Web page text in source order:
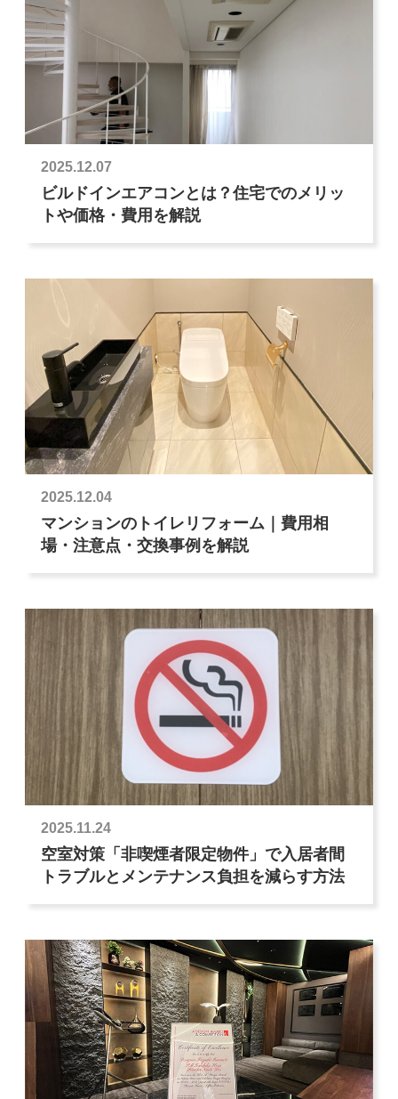
2025.12.07
ビルドインエアコンとは？住宅でのメリッ
トや価格・費用を解説
2025.12.04
マンションのトイレリフォーム｜費用相
場・注意点・交換事例を解説
2025.11.24
空室対策「非喫煙者限定物件」で入居者間
トラブルとメンテナンス負担を減らす方法